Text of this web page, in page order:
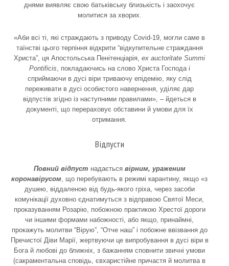
днями виявляє свою батьківську близькість і заохочує
молитися за хворих.
«Аби всі ті, які страждають з приводу Covid-19, могли саме в
таїнстві цього терпіння відкрити “відкупительне страждання
Христа”, ця Апостольська Пенітенціарія, ex auctoritate Summi
Pontificis , покладаючись на слово Христа Господа і
сприймаючи в дусі віри триваючу епідемію, яку слід
переживати в дусі особистого навернення, уділяє дар
відпустів згідно із наступними правилами», – йдеться в
документі, що перераховує обставини й умови для їх
отримання.
Відпусти
Повний відпуст надається вірним, ураженим
коронавірусом , що перебувають в режимі карантину, якщо «з
душею, віддаленою від будь-якого гріха, через засоби
комунікації духовно єднатимуться з відправою Святої Меси,
проказуванням Розарію, побожною практикою Хрестої дороги
чи іншими формами набожності, або якщо, принаймні,
прокажуть молитви “Вірую”, “Отче наш” і побожне ввізвання до
Пречистої Діви Марії, жертвуючи це випробування в дусі віри в
Бога й любові до ближніх, з бажанням сповнити звичні умови
(сакраментальна сповідь, євхаристійне причастя й молитва в